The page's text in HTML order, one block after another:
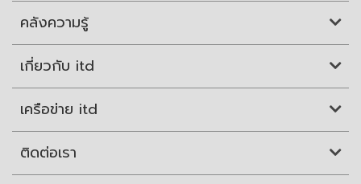
คลังความรู้
เกี่ยวกับ itd
เครือข่าย itd
ติดต่อเรา